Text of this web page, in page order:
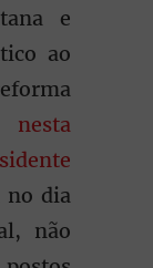
e
ao
nesta
no dia
não